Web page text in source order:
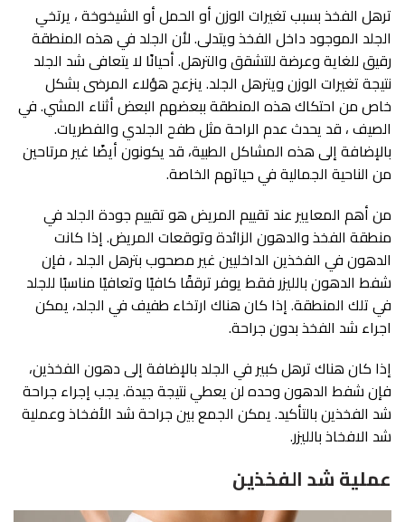
ترهل الفخذ بسبب تغيرات الوزن أو الحمل أو الشيخوخة ، يرتخي
الجلد الموجود داخل الفخذ ويتدلى. لأن الجلد في هذه المنطقة
رقيق للغاية وعرضة للتشقق والترهل. أحيانًا لا يتعافى شد الجلد
نتيجة تغيرات الوزن ويترهل الجلد. ينزعج هؤلاء المرضى بشكل
خاص من احتكاك هذه المنطقة ببعضهم البعض أثناء المشي. في
الصيف ، قد يحدث عدم الراحة مثل طفح الجلدي والفطريات.
بالإضافة إلى هذه المشاكل الطبية، قد يكونون أيضًا غير مرتاحين
من الناحية الجمالية في حياتهم الخاصة.
من أهم المعايير عند تقييم المريض هو تقييم جودة الجلد في
منطقة الفخذ والدهون الزائدة وتوقعات المريض. إذا كانت
الدهون في الفخذين الداخليين غير مصحوب بترهل الجلد ، فإن
شفط الدهون بالليزر فقط يوفر ترققًا كافيًا وتعافيًا مناسبًا للجلد
في تلك المنطقة. إذا كان هناك ارتخاء طفيف في الجلد، يمكن
اجراء شد الفخذ بدون جراحة.
إذا كان هناك ترهل كبير في الجلد بالإضافة إلى دهون الفخذين،
فإن شفط الدهون وحده لن يعطي نتيجة جيدة. يجب إجراء جراحة
شد الفخذين بالتأكيد. يمكن الجمع بين جراحة شد الأفخاذ وعملية
شد الافخاذ بالليزر.
عملية شد الفخذين